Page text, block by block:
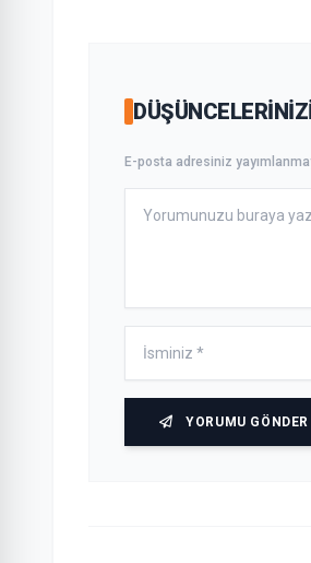
E-posta adresiniz
YORUMU GÖNDER